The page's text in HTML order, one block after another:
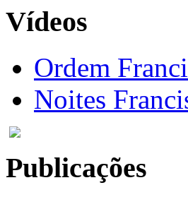
Vídeos
Ordem
Noites
Publicações